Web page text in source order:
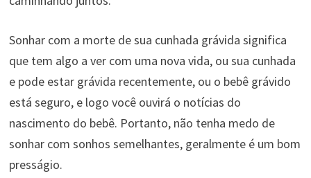
Sonhar com a morte de sua cunhada grávida significa
que tem algo a ver com uma nova vida, ou sua cunhada
e pode estar grávida recentemente, ou o bebê grávido
está seguro, e logo você ouvirá o notícias do
nascimento do bebê. Portanto, não tenha medo de
sonhar com sonhos semelhantes, geralmente é um bom
presságio.